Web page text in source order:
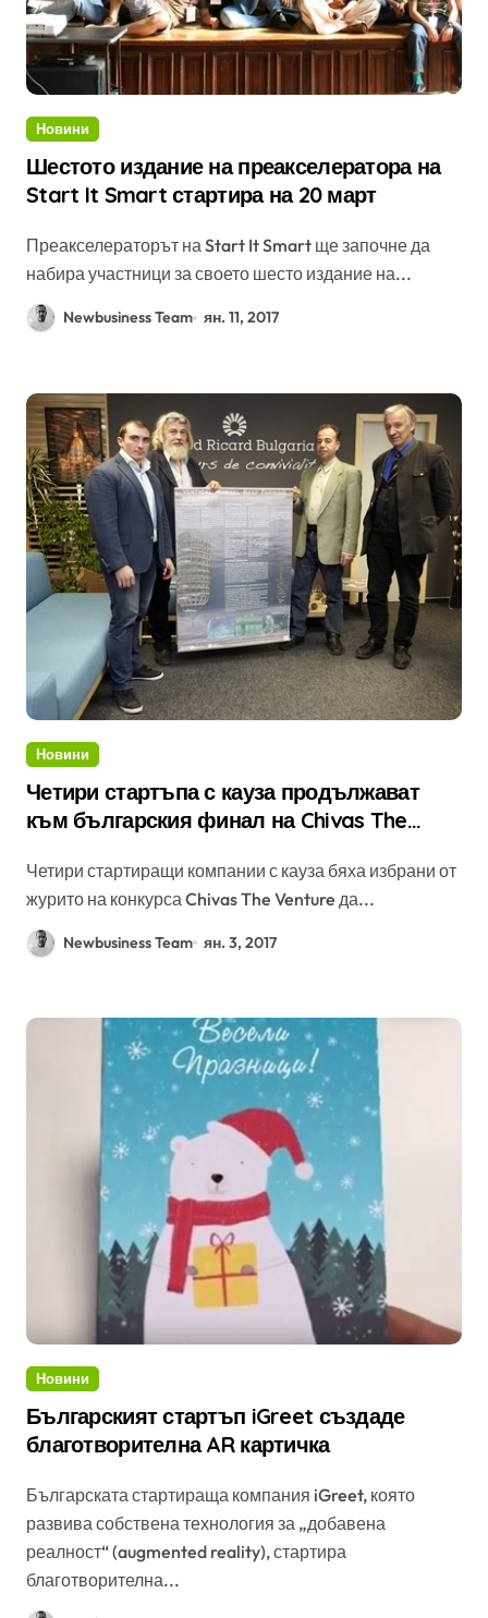
Новини
Шестото издание на преакселератора на
Start It Smart стартира на 20 март
Преакселераторът на Start It Smart ще започне да
набира участници за своето шесто издание на...
Newbusiness Team ян. 11, 2017
Новини
Четири стартъпа с кауза продължават
към българския финал на Chivas The
Четири стартиращи компании с кауза бяха избрани от
журито на конкурса Chivas The Venture да...
Newbusiness Team ян. 3, 2017
Новини
Българският стартъп iGreet създаде
благотворителна AR картичка
Българската стартираща компания iGreet, която
развива собствена технология за „добавена
реалност“ (augmented reality), стартира
благотворителна...